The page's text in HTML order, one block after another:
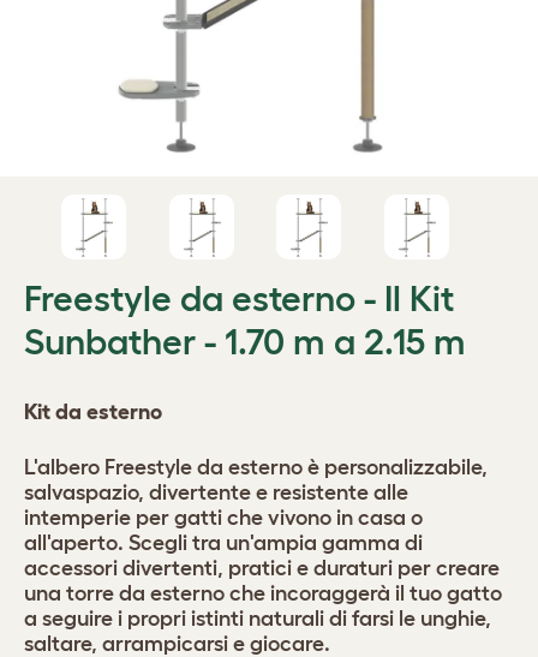
Freestyle da esterno - Il Kit
Sunbather - 1.70 m a 2.15 m
Kit da esterno
L'albero Freestyle da esterno è personalizzabile,
salvaspazio, divertente e resistente alle
intemperie per gatti che vivono in casa o
all'aperto. Scegli tra un'ampia gamma di
accessori divertenti, pratici e duraturi per creare
una torre da esterno che incoraggerà il tuo gatto
a seguire i propri istinti naturali di farsi le unghie,
saltare, arrampicarsi e giocare.